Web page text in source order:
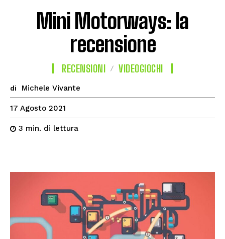
Mini Motorways: la
recensione
RECENSIONI VIDEOGIOCHI
di Michele Vivante
17 Agosto 2021
3 min. di lettura